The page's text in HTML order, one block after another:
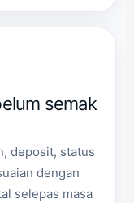
semak
deposit, status
dengan
selepas masa